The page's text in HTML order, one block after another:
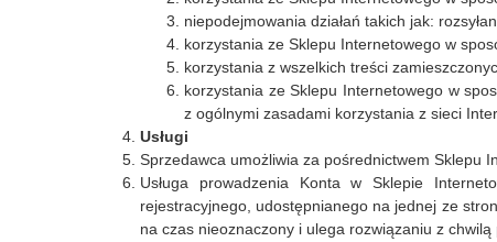
niepodejmowania działań takich jak:
korzystania ze Sklepu Internetowego w
korzystania z wszelkich treści
korzystania ze Sklepu Internetowego w
z ogólnymi zasadami korzystania z sieci
Usługi
Sprzedawca umożliwia za pośrednictwem Sklepu
Usługa prowadzenia Konta w Sklepie
rejestracyjnego, udostępnianego na jednej ze
na czas nieoznaczony i ulega rozwiązaniu z